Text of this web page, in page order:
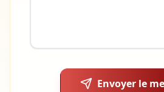
Envoyer le